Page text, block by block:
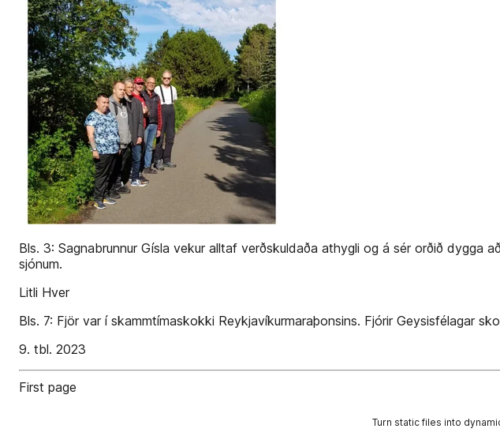
Bls. 3: Sagnabrunnur Gísla vekur alltaf verðskuldaða athygli og á sér orðið dygga
sjónum.
Litli Hver
Bls. 7: Fjör var í skammtímaskokki Reykjavíkurmaraþonsins. Fjórir Geysisfélagar
9. tbl. 2023
First page
Turn static files into